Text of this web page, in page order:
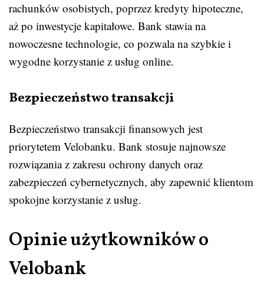
rachunków osobistych, poprzez kredyty hipoteczne,
aż po inwestycje kapitałowe. Bank stawia na
nowoczesne technologie, co pozwala na szybkie i
wygodne korzystanie z usług online.
Bezpieczeństwo transakcji
Bezpieczeństwo transakcji finansowych jest
priorytetem Velobanku. Bank stosuje najnowsze
rozwiązania z zakresu ochrony danych oraz
zabezpieczeń cybernetycznych, aby zapewnić klientom
spokojne korzystanie z usług.
Opinie użytkowników o
Velobank